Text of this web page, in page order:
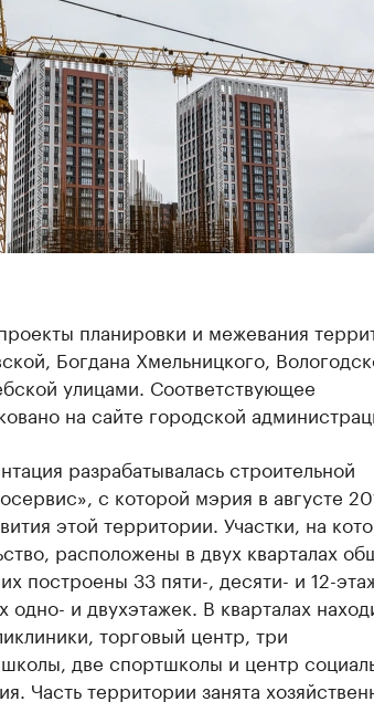
планировки и межевания
Богдана Хмельницкого,
улицами. Соответствующее
на сайте городской
разрабатывалась строительной
с которой мэрия в августе
этой территории. Участки, на
расположены в двух кварталах
построены 33 пяти-, десяти- и 12-
одно- и двухэтажек. В кварталах
торговый центр, три
две спортшколы и центр
Часть территории занята